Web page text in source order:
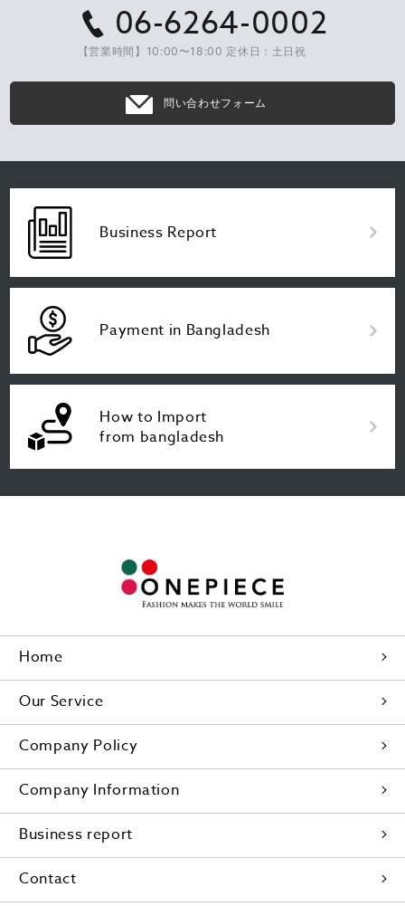
06-6264-0002
【営業時間】10:00〜18:00 定休日：土日祝
問い合わせフォーム
Business Report
Payment in Bangladesh
How to Import
from bangladesh
Home
Our Service
Company Policy
Company Information
Business report
Contact